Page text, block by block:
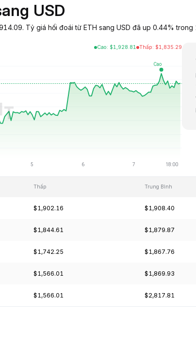
USD
Tỷ giá hối đoái từ ETH sang USD đã up 0.44%
Cao: $1,928.81 Thấp: $1,835.29
Thấp Trung Bình
$1,902.16 $1,908.40
$1,844.61 $1,879.87
$1,742.25 $1,867.76
$1,566.01 $1,869.93
$1,566.01 $2,817.81